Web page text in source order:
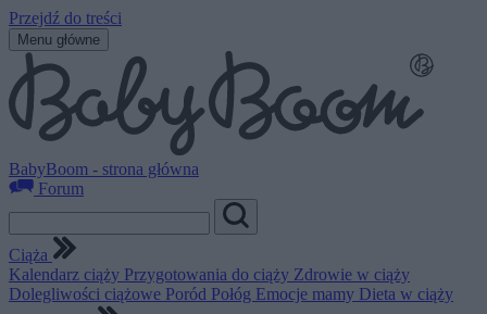
Przejdź do treści
Menu główne
BabyBoom - strona główna
Forum
Ciąża
Kalendarz ciąży Przygotowania do ciąży Zdrowie w ciąży
Dolegliwości ciążowe Poród Połóg Emocje mamy Dieta w ciąży